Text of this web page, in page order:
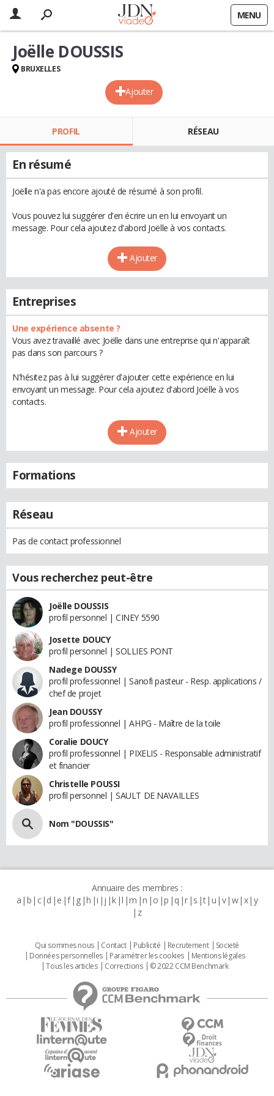
MENU
Ajouter
Joëlle DOUSSIS
BRUXELLES
PROFIL RÉSEAU
En résumé
Joëlle n'a pas encore ajouté de résumé à son profil.
Vous pouvez lui suggérer d'en écrire un en lui envoyant un
message. Pour cela ajoutez d'abord Joëlle à vos contacts.
Ajouter
Entreprises
Une expérience absente ?
Vous avez travaillé avec Joëlle dans une entreprise qui n'apparaît
pas dans son parcours ?
N'hésitez pas à lui suggérer d'ajouter cette expérience en lui
envoyant un message. Pour cela ajoutez d'abord Joëlle à vos
contacts.
Ajouter
Formations
Réseau
Pas de contact professionnel
Vous recherchez peut-être
Joëlle DOUSSIS
profil personnel | CINEY 5590
Josette DOUCY
profil personnel | SOLLIES PONT
Nadege DOUSSY
profil professionnel | Sanofi pasteur - Resp. applications /
chef de projet
Jean DOUSSY
profil professionnel | AHPG - Maître de la toile
Coralie DOUCY
profil professionnel | PIXELIS - Responsable administratif
et financier
Christelle POUSSI
profil personnel | SAULT DE NAVAILLES
Nom "DOUSSIS"
Annuaire des membres :
a b c d e f g h i j k l m n o p q r s t u v w x y
z
Qui sommes nous Contact Publicité Recrutement
Societé
Données personnelles
Paramétrer les cookies
Mentions légales
Tous les articles
Corrections © 2022 CCM Benchmark